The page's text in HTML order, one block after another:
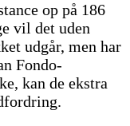
op på 186
vil det uden
udgår, men har
Fondo-
kan de ekstra